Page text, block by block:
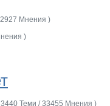
Мнения )
)
3440 Теми / 33455 Мнения )